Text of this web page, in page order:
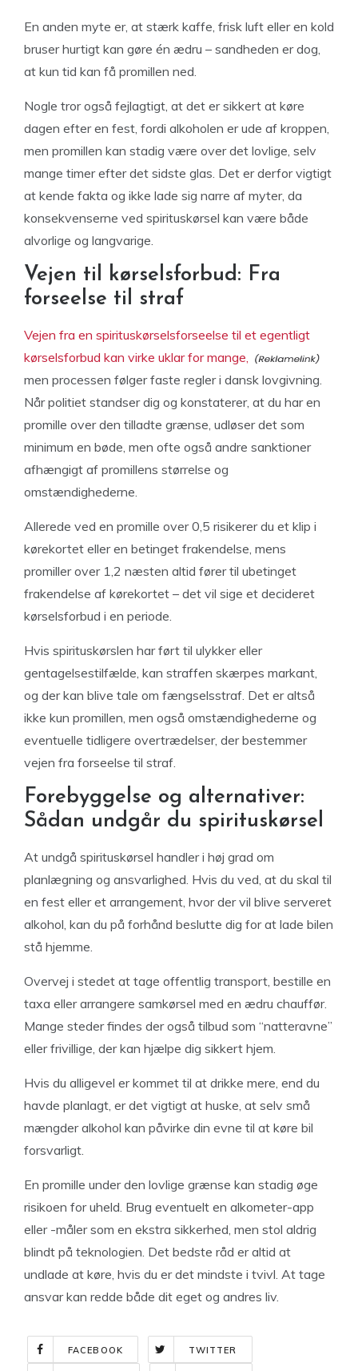
En anden myte er, at stærk kaffe, frisk luft eller en kold
bruser hurtigt kan gøre én ædru – sandheden er dog,
at kun tid kan få promillen ned.
Nogle tror også fejlagtigt, at det er sikkert at køre
dagen efter en fest, fordi alkoholen er ude af kroppen,
men promillen kan stadig være over det lovlige, selv
mange timer efter det sidste glas. Det er derfor vigtigt
at kende fakta og ikke lade sig narre af myter, da
konsekvenserne ved spirituskørsel kan være både
alvorlige og langvarige.
Vejen til kørselsforbud: Fra
forseelse til straf
Vejen fra en spirituskørselsforseelse til et egentligt
kørselsforbud kan virke uklar for mange,
men processen følger faste regler i dansk lovgivning.
Når politiet standser dig og konstaterer, at du har en
promille over den tilladte grænse, udløser det som
minimum en bøde, men ofte også andre sanktioner
afhængigt af promillens størrelse og
omstændighederne.
Allerede ved en promille over 0,5 risikerer du et klip i
kørekortet eller en betinget frakendelse, mens
promiller over 1,2 næsten altid fører til ubetinget
frakendelse af kørekortet – det vil sige et decideret
kørselsforbud i en periode.
Hvis spirituskørslen har ført til ulykker eller
gentagelsestilfælde, kan straffen skærpes markant,
og der kan blive tale om fængselsstraf. Det er altså
ikke kun promillen, men også omstændighederne og
eventuelle tidligere overtrædelser, der bestemmer
vejen fra forseelse til straf.
Forebyggelse og alternativer:
Sådan undgår du spirituskørsel
At undgå spirituskørsel handler i høj grad om
planlægning og ansvarlighed. Hvis du ved, at du skal til
en fest eller et arrangement, hvor der vil blive serveret
alkohol, kan du på forhånd beslutte dig for at lade bilen
stå hjemme.
Overvej i stedet at tage offentlig transport, bestille en
taxa eller arrangere samkørsel med en ædru chauffør.
Mange steder findes der også tilbud som “natteravne”
eller frivillige, der kan hjælpe dig sikkert hjem.
Hvis du alligevel er kommet til at drikke mere, end du
havde planlagt, er det vigtigt at huske, at selv små
mængder alkohol kan påvirke din evne til at køre bil
forsvarligt.
En promille under den lovlige grænse kan stadig øge
risikoen for uheld. Brug eventuelt en alkometer-app
eller -måler som en ekstra sikkerhed, men stol aldrig
blindt på teknologien. Det bedste råd er altid at
undlade at køre, hvis du er det mindste i tvivl. At tage
ansvar kan redde både dit eget og andres liv.
FACEBOOK TWITTER